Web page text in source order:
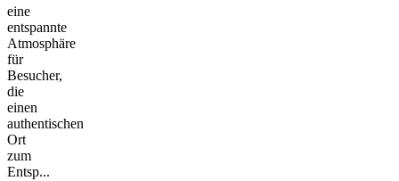
eine
entspannte
Atmosphäre
für
Besucher,
die
einen
authentischen
Ort
zum
Entsp...